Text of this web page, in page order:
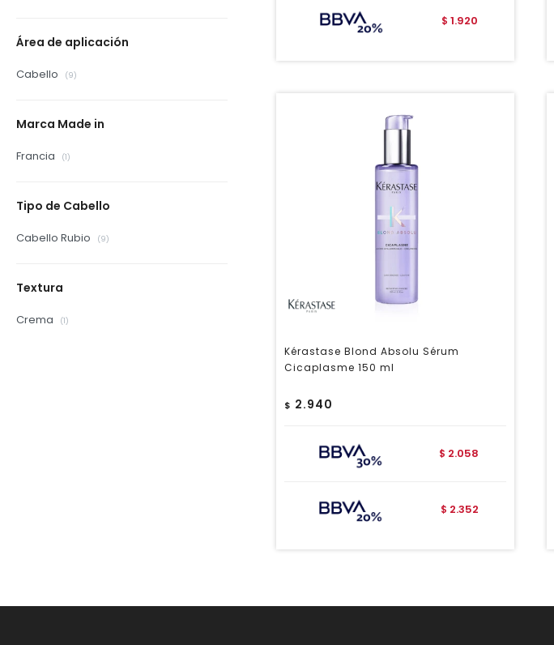
$ 1.920
Kérastase Blond Absolu Sérum
Cicaplasme 150 ml
$ 2.940
$ 2.058
$ 2.352
Área de aplicación
Cabello (9)
Marca Made in
Francia (1)
Tipo de Cabello
Cabello Rubio (9)
Textura
Crema (1)